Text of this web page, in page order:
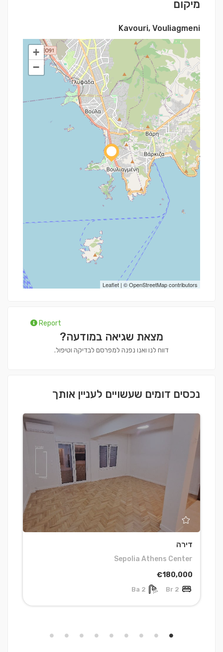
מיקום
Kavouri, Vouliagmeni
+
−
Leaflet | ©OpenStreetMapcontributors
Report
מצאת שגיאה במודעה?
דווח לנו ואנו נפנה למפרסם לבדיקה וטיפול.
נכסים דומים שעשויים לעניין אותך
דירה
Sepolia Athens Center
€180,000
2 Br
2 Ba